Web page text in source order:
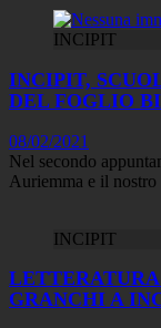
INCIPIT
INCIPIT,
DEL FOGLIO
08/02/2021
Nel secondo
Auriemma e il
INCIPIT
GRANCHI A